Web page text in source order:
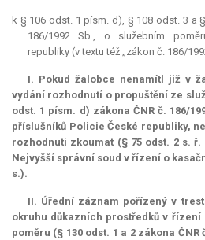
k § 106 odst. 1 písm. d), § 108 odst. 3 a
186/1992 Sb., o služebním
republiky (v textu též „zákon č. 186/
I. Pokud žalobce nenamítl již v
vydání rozhodnutí o propuštění ze
odst. 1 písm. d) zákona ČNR č. 186/
příslušníků Policie České republiky,
rozhodnutí zkoumat (§ 75 odst. 2 s.
Nejvyšší správní soud v řízení o
s.).
II. Úřední záznam pořízený v
okruhu důkazních prostředků v
poměru (§ 130 odst. 1 a 2 zákona ČNR